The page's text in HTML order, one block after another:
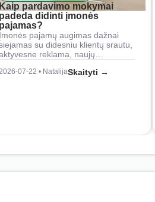
pardavimo mokymai
didinti įmonės
pajamų augimas dažnai
su didesniu klientų srautu,
reklama, naujų…
07-22 • NatalijaSkaityti →